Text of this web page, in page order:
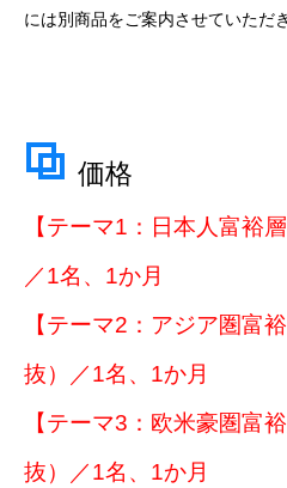
には別商品をご案内させていただ
価格
【テーマ1：日本人富裕
／1名、1か月
【テーマ2：アジア圏富
抜）／1名、1か月
【テーマ3：欧米豪圏富
抜）／1名、1か月